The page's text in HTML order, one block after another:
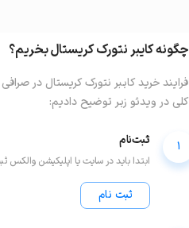
چگونهکایبر نتورک کریستالبخریم؟
فرایند خریدکایبر نتورک کریستال در
کلی در ویدئو زیر توضیح دادیم:
1 ثبت‌نام
ابتدا باید در سایت یا اپلیکیشن والکس
ثبت نام